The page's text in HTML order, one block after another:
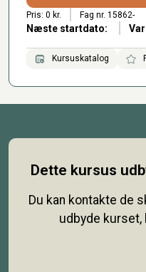
Pris: 0 kr. Fag nr. 15862-
Næste startdato:
Kursuskatalog
Dette kursus
Du kan kontakte de
udbyde kurset,